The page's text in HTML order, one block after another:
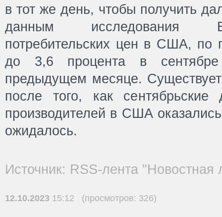
в тот же день, чтобы получить
данным исследования
потребительских цен в США, по
до 3,6 процента в
предыдущем месяце.
после того, как
производителей в США
ожидалось.
Источник: RSS-лента "Новостная
12.10.2023 15:12 (просмотров: 326)